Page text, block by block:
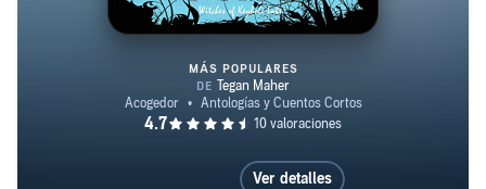
Witching for a Miracle: A
MÁS POPULARES
Ver detalles